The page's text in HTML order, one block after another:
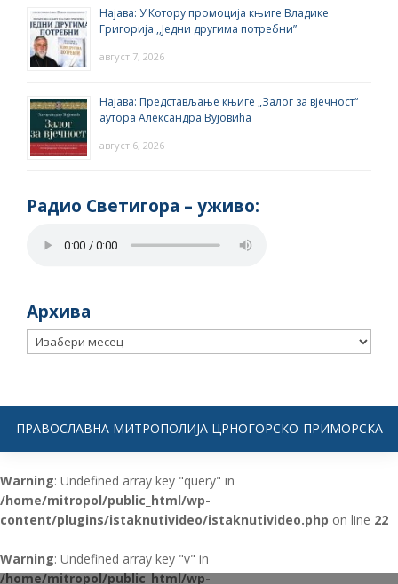
Најава: У Котору промоција књиге Владике
Григорија ,,Једни другима потребни”
август 7, 2026
Најава: Представљање књиге „Залог за вјечност“
аутора Александра Вујовића
август 6, 2026
Радио Светигора – yживо:
Архива
Архива
ПРАВОСЛАВНА МИТРОПОЛИЈА ЦРНОГОРСКО-ПРИМОРСКА
Warning: Undefined array key "query" in
/home/mitropol/public_html/wp-
content/plugins/istaknutivideo/istaknutivideo.php on line 22
Warning: Undefined array key "v" in
/home/mitropol/public_html/wp-